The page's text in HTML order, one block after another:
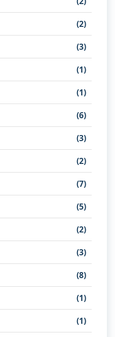
(2)
(3)
(1)
(1)
(6)
(3)
(2)
(7)
(5)
(2)
(3)
(8)
(1)
(1)